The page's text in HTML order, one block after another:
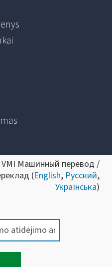
Машинный перевод /
(English, Русский,
Українська)